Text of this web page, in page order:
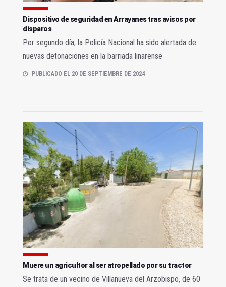
Dispositivo de seguridad en Arrayanes tras avisos por
disparos
Por segundo día, la Policía Nacional ha sido alertada de
nuevas detonaciones en la barriada linarense
PUBLICADO EL 20 DE SEPTIEMBRE DE 2024
Muere un agricultor al ser atropellado por su tractor
Se trata de un vecino de Villanueva del Arzobispo, de 60